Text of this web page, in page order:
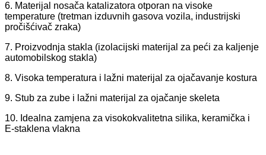
6. Materijal nosača katalizatora otporan na visoke
temperature (tretman izduvnih gasova vozila, industrijski
pročišćivač zraka)
7. Proizvodnja stakla (izolacijski materijal za peći za kaljenje
automobilskog stakla)
8. Visoka temperatura i lažni materijal za ojačavanje kostura
9. Stub za zube i lažni materijal za ojačanje skeleta
10. Idealna zamjena za visokokvalitetna silika, keramička i
E-staklena vlakna